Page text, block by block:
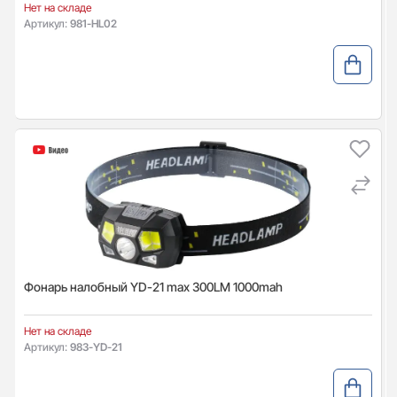
Нет на складе
Артикул: 981-HL02
Фонарь налобный YD-21 max 300LM 1000mah
Нет на складе
Артикул: 983-YD-21